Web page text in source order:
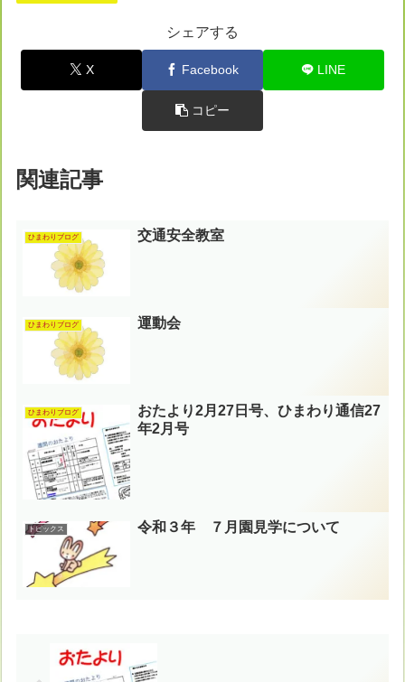
シェアする
X Facebook LINE
コピー
関連記事
ひまわりブログ 交通安全教室
ひまわりブログ 運動会
ひまわりブログ
おたより2月27日号、ひまわり通信27
年2月号
トピックス 令和３年 ７月園見学について